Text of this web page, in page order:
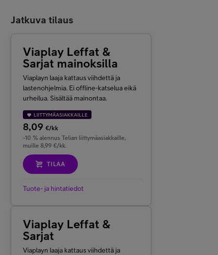
Jatkuva tilaus
Viaplay Leffat &
Sarjat mainoksilla
Viaplayn laaja kattaus viihdettä ja
lastenohjelmia. Ei offline-katselua eikä
urheilua. Sisältää mainontaa.
LIITTYMÄASIAKKAILLE
8,09 €/kk
-10 % alennus Telian liittymäasiakkaille,
muille 8,99 €/kk.
TILAA
Tuote- ja hintatiedot
Viaplay Leffat &
Sarjat
Viaplayn laaja kattaus viihdettä ja